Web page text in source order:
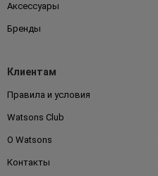
Аксессуары
Бренды
Клиентам
Правила и условия
Watsons Club
О Watsons
Контакты